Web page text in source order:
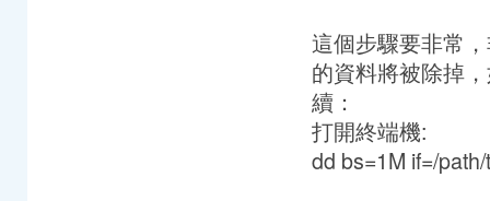
這個步驟要非常
的資料將被除掉
續：
打開終端機:
dd bs=1M if=/